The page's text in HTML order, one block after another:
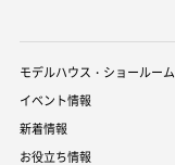
モデルハウス・ショールーム
イベント情報
新着情報
お役立ち情報